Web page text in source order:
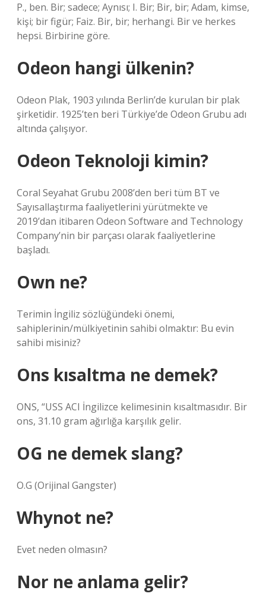
P., ben. Bir; sadece; Aynısı; I. Bir; Bir, bir; Adam, kimse,
kişi; bir figür; Faiz. Bir, bir; herhangi. Bir ve herkes
hepsi. Birbirine göre.
Odeon hangi ülkenin?
Odeon Plak, 1903 yılında Berlin’de kurulan bir plak
şirketidir. 1925’ten beri Türkiye’de Odeon Grubu adı
altında çalışıyor.
Odeon Teknoloji kimin?
Coral Seyahat Grubu 2008’den beri tüm BT ve
Sayısallaştırma faaliyetlerini yürütmekte ve
2019’dan itibaren Odeon Software and Technology
Company’nin bir parçası olarak faaliyetlerine
başladı.
Own ne?
Terimin İngiliz sözlüğündeki önemi,
sahiplerinin/mülkiyetinin sahibi olmaktır: Bu evin
sahibi misiniz?
Ons kısaltma ne demek?
ONS, “USS ACI İngilizce kelimesinin kısaltmasıdır. Bir
ons, 31.10 gram ağırlığa karşılık gelir.
OG ne demek slang?
O.G (Orijinal Gangster)
Whynot ne?
Evet neden olmasın?
Nor ne anlama gelir?